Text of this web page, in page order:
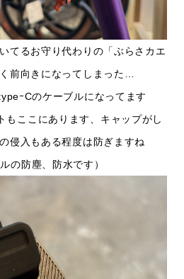
てるお守り代わりの「ぶらさカエ
前向きになってしまった…
ｰCのケーブルになってます
もここにあります、キャップがし
侵入もある程度は防ぎますね
の防塵、防水です）